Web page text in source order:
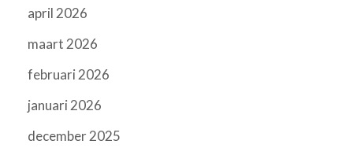
april 2026
maart 2026
februari 2026
januari 2026
december 2025